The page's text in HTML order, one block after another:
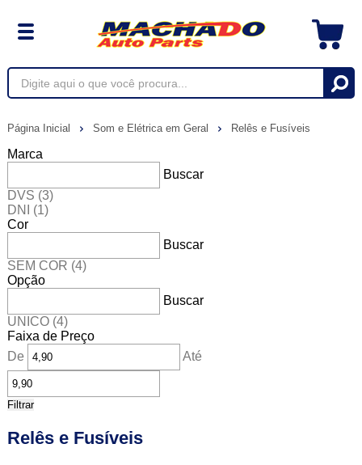
Página Inicial Som e Elétrica em Geral Relês e Fusíveis
Marca
Buscar
DVS (3)
DNI (1)
Cor
Buscar
SEM COR (4)
Opção
Buscar
UNICO (4)
Faixa de Preço
De
Até
Filtrar
Relês e Fusíveis